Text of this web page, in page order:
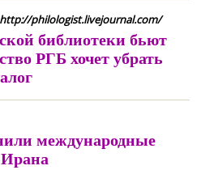
http://philologist.livejournal.com/
библиотеки бьют
РГБ хочет убрать
международные